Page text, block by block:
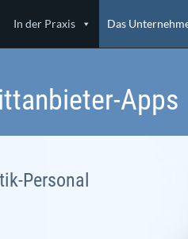
In der Praxis Das
Apps
Personal